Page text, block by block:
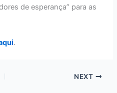
de esperança” para as
.
NEXT